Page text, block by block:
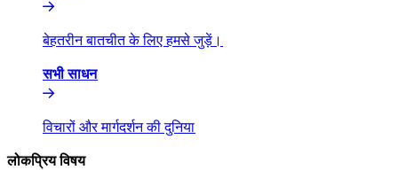
बेहतरीन बातचीत के लिए हमसे जुड़ें।​​
सभी साधन​​
विचारों और मार्गदर्शन की दुनिया​​
लोकप्रिय विषय​​